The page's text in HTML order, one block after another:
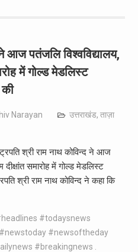
आज पतंजलि विश्वविद्यालय,
में गोल्ड मेडलिस्ट
की
Narayan उत्तराखंड, ताज़ा
श्री राम नाथ कोविन्द ने आज
दीक्षांत समारोह में गोल्ड मेडलिस्ट
श्री राम नाथ कोविन्द ने कहा कि
#todaysnews
#newsoftheday
#breakingnews .